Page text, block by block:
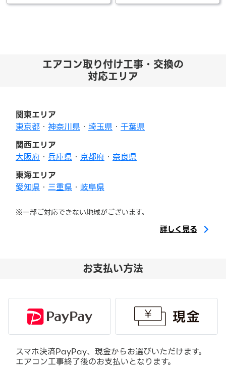
エアコン取り付け工事・交換の
対応エリア
関東エリア
東京都 ・ 神奈川県 ・ 埼玉県 ・ 千葉県
関西エリア
大阪府 ・ 兵庫県 ・ 京都府 ・ 奈良県
東海エリア
愛知県 ・ 三重県 ・ 岐阜県
※一部ご対応できない地域がございます。
詳しく見る
お支払い方法
スマホ決済PayPay、現金からお選びいただけます。
エアコン工事終了後のお支払いとなります。